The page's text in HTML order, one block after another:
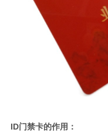
ID门禁卡的作用：